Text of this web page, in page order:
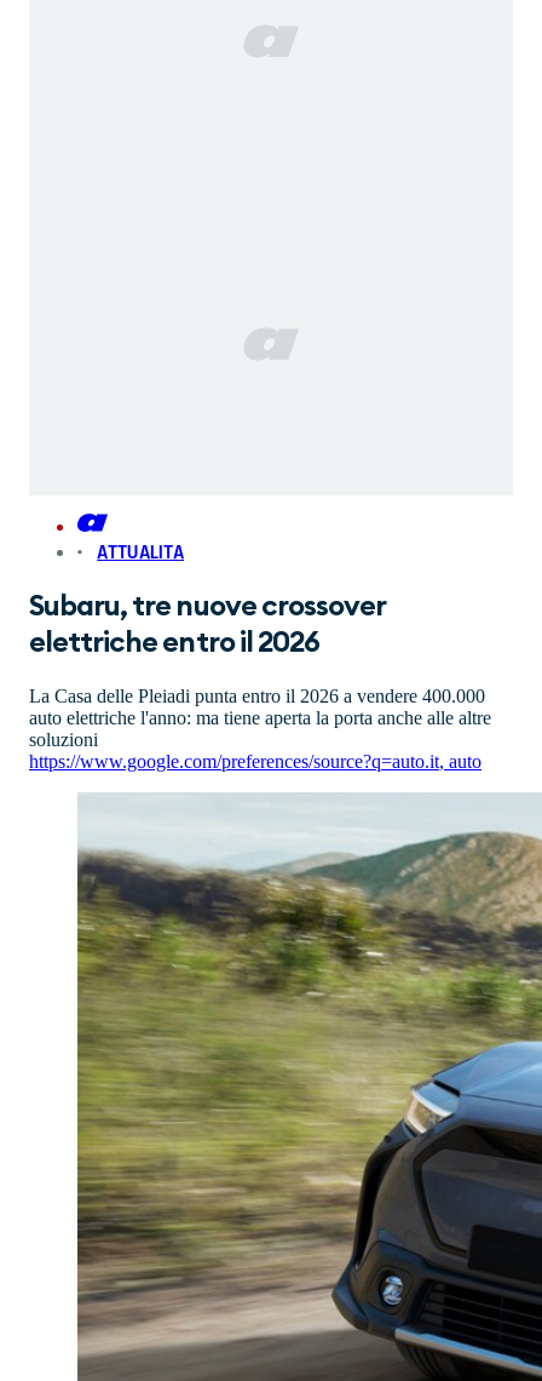
ATTUALITA
Subaru, tre nuove crossover
elettriche entro il 2026
La Casa delle Pleiadi punta entro il 2026 a vendere 400.000
auto elettriche l'anno: ma tiene aperta la porta anche alle altre
soluzioni
https://www.google.com/preferences/source?q=auto.it, auto